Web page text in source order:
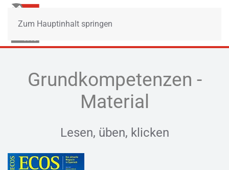
Zum Hauptinhalt springen
Grundkompetenzen -
Material
Lesen, üben, klicken